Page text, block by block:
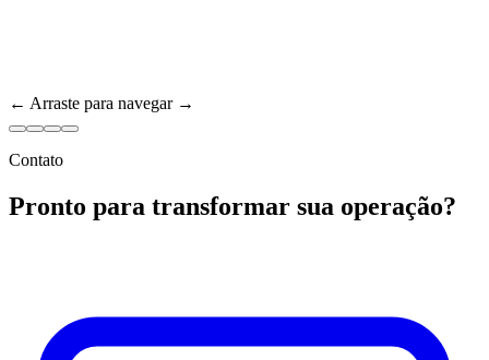
← Arraste para navegar →
Contato
Pronto para transformar sua operação?